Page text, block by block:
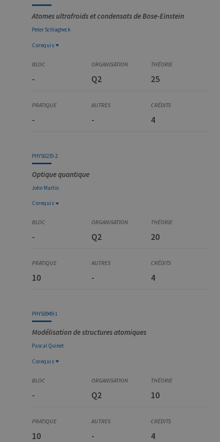
Atomes ultrafroids et condensats de Bose-Einstein
Peter Schlagheck
Corequis
Physique atomique
Mécanique quantique avancée
- Q2 25
- - 4
PHYS0235-2
Optique quantique
John Martin
Corequis
Corequis
Physique atomique
Mécanique quantique avancée
- Q2 20
10 - 4
PHYS0949-1
Modélisation de structures atomiques
Pascal Quinet
Corequis
Physique atomique
- Q2 10
10 - 4